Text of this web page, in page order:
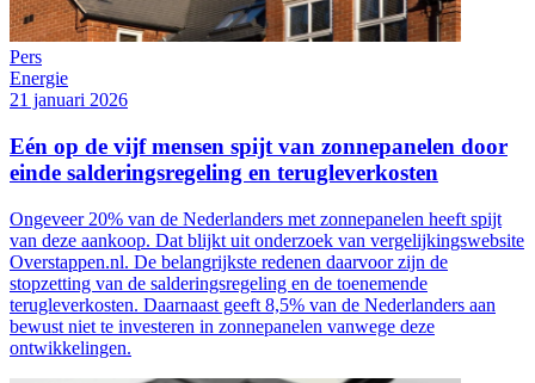
Pers
Energie
21 januari 2026
Eén op de vijf mensen spijt van zonnepanelen door
einde salderingsregeling en terugleverkosten
Ongeveer 20% van de Nederlanders met zonnepanelen heeft spijt
van deze aankoop. Dat blijkt uit onderzoek van vergelijkingswebsite
Overstappen.nl. De belangrijkste redenen daarvoor zijn de
stopzetting van de salderingsregeling en de toenemende
terugleverkosten. Daarnaast geeft 8,5% van de Nederlanders aan
bewust niet te investeren in zonnepanelen vanwege deze
ontwikkelingen.